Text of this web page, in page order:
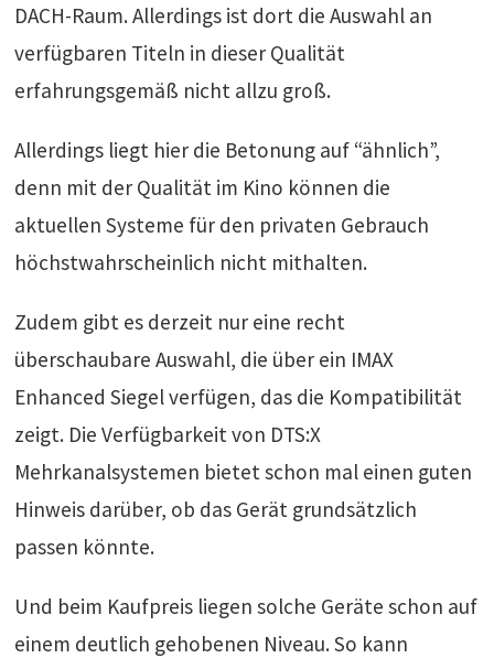
DACH-Raum. Allerdings ist dort die Auswahl an
verfügbaren Titeln in dieser Qualität
erfahrungsgemäß nicht allzu groß.
Allerdings liegt hier die Betonung auf “ähnlich”,
denn mit der Qualität im Kino können die
aktuellen Systeme für den privaten Gebrauch
höchstwahrscheinlich nicht mithalten.
Zudem gibt es derzeit nur eine recht
überschaubare Auswahl, die über ein IMAX
Enhanced Siegel verfügen, das die Kompatibilität
zeigt. Die Verfügbarkeit von DTS:X
Mehrkanalsystemen bietet schon mal einen guten
Hinweis darüber, ob das Gerät grundsätzlich
passen könnte.
Und beim Kaufpreis liegen solche Geräte schon auf
einem deutlich gehobenen Niveau. So kann